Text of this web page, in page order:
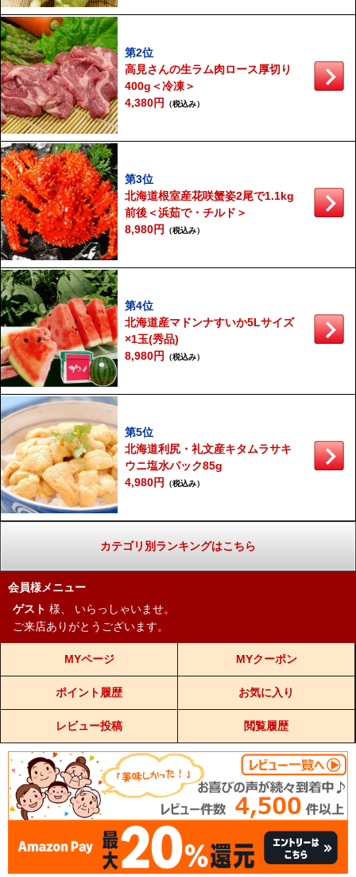
第2位
高見さんの生ラム肉ロース厚切り
400g＜冷凍＞
4,380円
（税込み）
第3位
北海道根室産花咲蟹姿2尾で1.1kg
前後＜浜茹で・チルド＞
8,980円
（税込み）
第4位
北海道産マドンナすいか5Lサイズ
×1玉(秀品)
8,980円
（税込み）
第5位
北海道利尻・礼文産キタムラサキ
ウニ塩水パック85g
4,980円
（税込み）
カテゴリ別ランキングはこちら
会員様メニュー
ゲスト 様、
いらっしゃいませ。
ご来店ありがとうございます。
MYページ MYクーポン
ポイント履歴 お気に入り
レビュー投稿 閲覧履歴